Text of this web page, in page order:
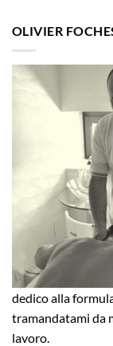
OLIVIER
dedico alla
tramandatami da
lavoro.